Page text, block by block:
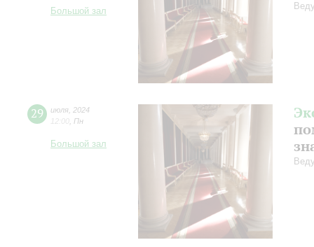
Большой зал
29 июля 2024
12:00 Пн
Большой зал